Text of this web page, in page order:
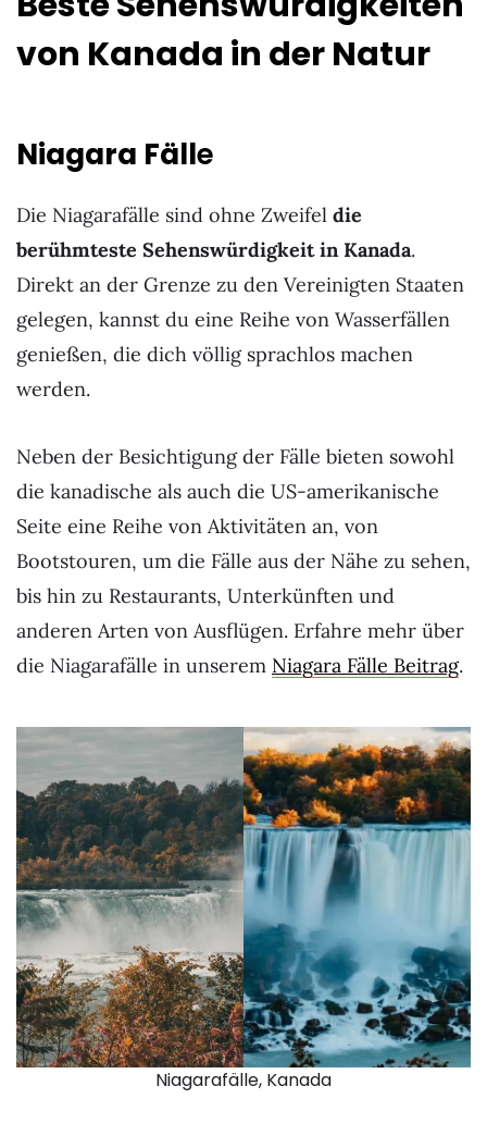
von Kanada in der Natur
Niagara Fälle
Die Niagarafälle sind ohne Zweifel die
berühmteste Sehenswürdigkeit in Kanada.
Direkt an der Grenze zu den Vereinigten Staaten
gelegen, kannst du eine Reihe von Wasserfällen
genießen, die dich völlig sprachlos machen
werden.
Neben der Besichtigung der Fälle bieten sowohl
die kanadische als auch die US-amerikanische
Seite eine Reihe von Aktivitäten an, von
Bootstouren, um die Fälle aus der Nähe zu sehen,
bis hin zu Restaurants, Unterkünften und
anderen Arten von Ausflügen. Erfahre mehr über
die Niagarafälle in unserem Niagara Fälle Beitrag.
Niagarafälle, Kanada